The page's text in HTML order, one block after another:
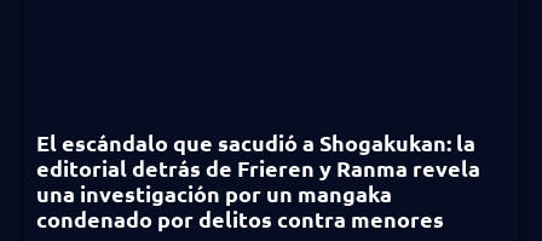
El escándalo que sacudió a Shogakukan: la
editorial detrás de Frieren y Ranma revela
una investigación por un mangaka
condenado por delitos contra menores